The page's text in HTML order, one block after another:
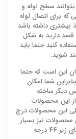
سطح لوله و
که برای اتصال لوله
بیشتری داشته باشد
قصد دارید به شکل
کنید حتما باید
این است که حتما
شما امکان
دیگر ساخته
این محصولات
این محصولات درج
نیز بسیار
ساده و راحت است و تنها کافی است که در محیط‌های زیر 44 درجه